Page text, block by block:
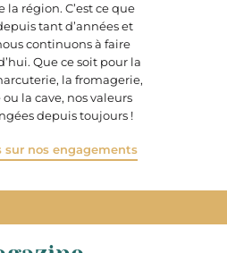
la région. C’est ce que
tant d’années et
continuons à faire
Que ce soit pour la
la fromagerie,
la cave, nos valeurs
depuis toujours !
sur nos engagements